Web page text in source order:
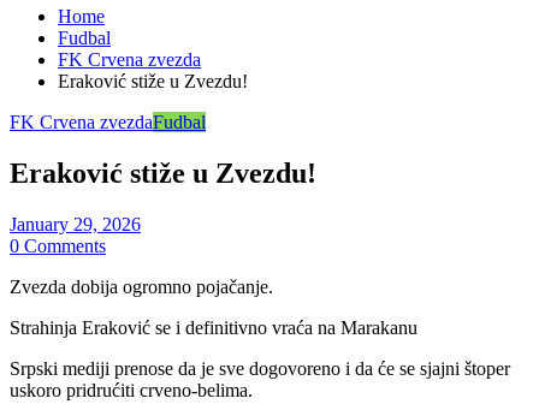
Home
Fudbal
FK Crvena zvezda
Eraković stiže u Zvezdu!
FK Crvena zvezdaFudbal
Eraković stiže u Zvezdu!
January 29, 2026
0 Comments
Zvezda dobija ogromno pojačanje.
Strahinja Eraković se i definitivno vraća na Marakanu
Srpski mediji prenose da je sve dogovoreno i da će se sjajni štoper
uskoro pridrućiti crveno-belima.